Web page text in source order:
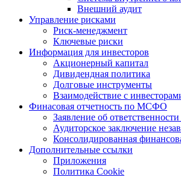
Внешний аудит
Управление рисками
Риск-менеджмент
Ключевые риски
Информация для инвесторов
Акционерный капитал
Дивидендная политика
Долговые инструменты
Взаимодействие с
Финасовая отчетность по МСФО
Заявление об
Аудиторское заключение
Консолидированная
Дополнительные ссылки
Приложения
Политика Cookie